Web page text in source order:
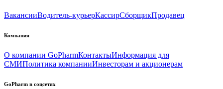
ВакансииВодитель-курьерКассирСборщикПродавец
Компания
О компании GoPharmКонтактыИнформация для
СМИПолитика компанииИнвесторам и акционерам
GoPharm в соцсетях